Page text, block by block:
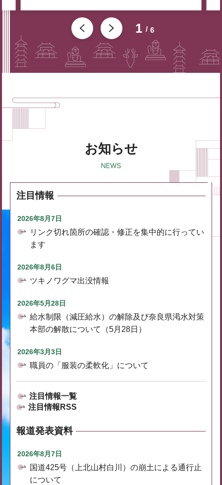
1 6
お知らせ
注目情報
2026年8月7日
リンク切れ箇所の確認・修正を集中的に行ってい
ます
2026年8月6日
ツキノワグマ出没情報
2026年5月28日
給水制限（減圧給水）の解除及び奈良県渇水対策
本部の解散について（5月28日）
2026年3月3日
職員の「服装の柔軟化」について
注目情報一覧
注目情報RSS
報道発表資料
2026年8月7日
国道425号（上北山村白川）の崩土による通行止
について